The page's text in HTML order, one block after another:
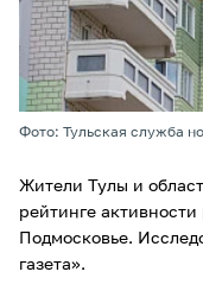
Фото: Тульская служба
Жители Тулы и
рейтинге
Подмосковье.
газета».